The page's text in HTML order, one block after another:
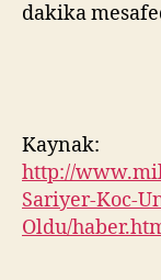
dakika
Kaynak:
http://
Sariyer-Koc-
Oldu/